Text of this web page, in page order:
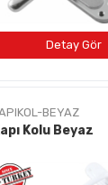
BEYAZ
Kolu Beyaz